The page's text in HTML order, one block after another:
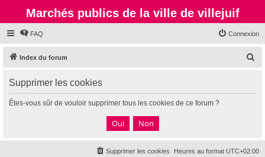
Marchés publics de la ville de villejuif
FAQ Connexion
Index du forum
c
Supprimer les cookies
Êtes-vous sûr de vouloir supprimer tous les cookies de ce forum ?
Heures au format UTC+02:00
Supprimer les cookies